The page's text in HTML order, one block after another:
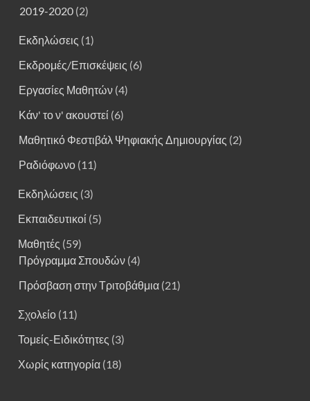
2019-2020 (2)
Εκδηλώσεις (1)
Εκδρομές/Επισκέψεις (6)
Εργασίες Μαθητών (4)
Κάν' το ν' ακουστεί (6)
Μαθητικό Φεστιβάλ Ψηφιακής Δημιουργίας (2)
Ραδιόφωνο (11)
Εκδηλώσεις (3)
Εκπαιδευτικοί (5)
Μαθητές (59)
Πρόγραμμα Σπουδών (4)
Πρόσβαση στην Τριτοβάθμια (21)
Σχολείο (11)
Τομείς-Ειδικότητες (3)
Χωρίς κατηγορία (18)